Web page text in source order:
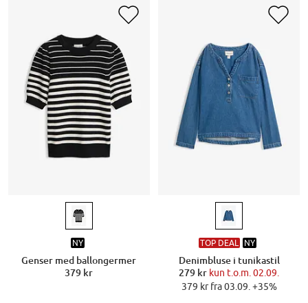
NY
Genser med ballongermer
379 kr
TOP DEAL NY
Denimbluse i tunikastil
279 kr kun t.o.m. 02.09.
379 kr fra 03.09. +35%